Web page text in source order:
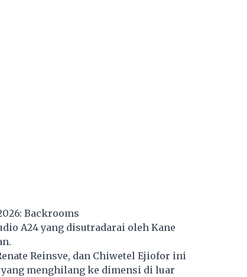
Backrooms
A24 yang disutradarai oleh Kane
Reinsve, dan Chiwetel Ejiofor ini
menghilang ke dimensi di luar